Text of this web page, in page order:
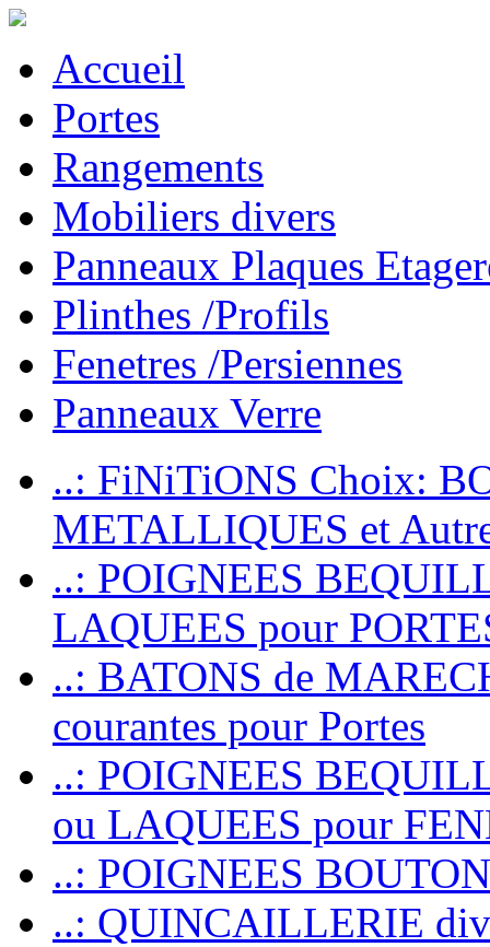
Accueil
Portes
Rangements
Mobiliers divers
Panneaux Plaques
Plinthes /Profils
Fenetres /Persiennes
Panneaux Verre
..: FiNiTiONS Choix:
METALLIQUES et
..: POIGNEES
LAQUEES pour
..: BATONS de
courantes pour Portes
..: POIGNEES
ou LAQUEES pour
..: POIGNEES
..: QUINCAILLERIE